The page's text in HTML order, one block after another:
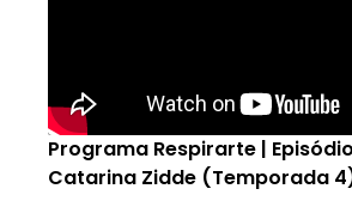
Programa Respirarte |
Catarina Zidde (Temporada